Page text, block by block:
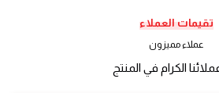
تقيمات العملاء
عملاء مميزون
الكرام في المنتج